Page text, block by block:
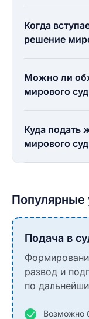
Когда
решение
Можно ли
мирового
Куда подать
мирового
Популярные
Подача в
развод и
по
Возможно